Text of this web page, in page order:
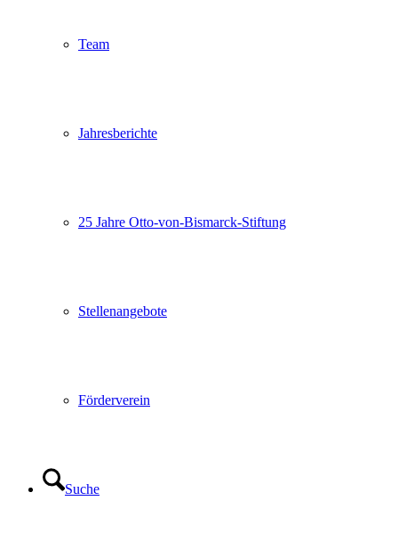
Team
Jahresberichte
25 Jahre Otto-von-Bismarck-Stiftung
Stellenangebote
Förderverein
Suche